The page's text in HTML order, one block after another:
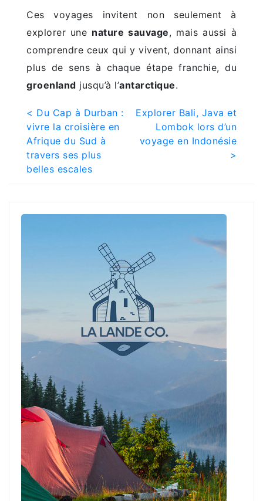
Ces voyages invitent non seulement à
explorer une nature sauvage, mais aussi à
comprendre ceux qui y vivent, donnant ainsi
plus de sens à chaque étape franchie, du
groenland jusqu’à l’antarctique.
Post
navigation
< Du Cap à Durban :
vivre la croisière en
Afrique du Sud à
travers ses plus
belles escales
Explorer Bali, Java et
Lombok lors d’un
voyage en Indonésie
>